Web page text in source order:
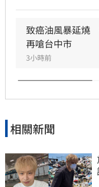
演變為政治議題，
準」是基於營養標
正）
致癌油風暴延燒
再嗆台中市
3小時前
相關新聞